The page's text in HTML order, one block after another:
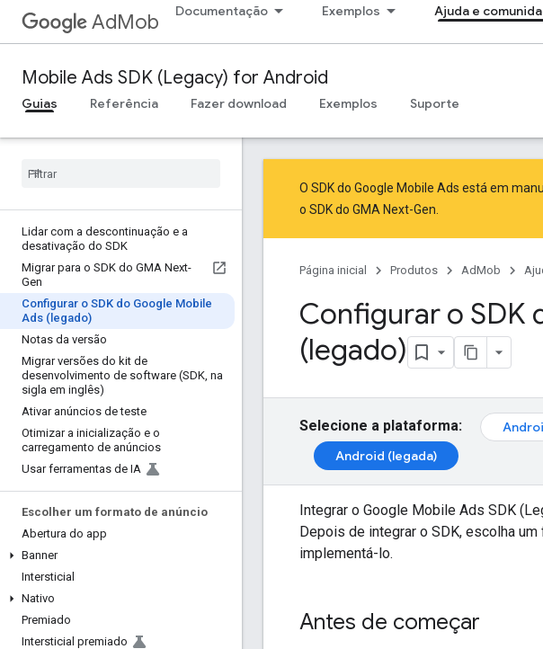
AdMob Documentação Exemplos Ajuda e
Mobile Ads SDK (Legacy) for Android
Guias Referência Fazer download Exemplos Suporte
Lidar com a descontinuação e a
desativação do SDK
Migrar para o SDK do GMA Next-
Gen
Configurar o SDK do Google Mobile
Ads (legado)
Notas da versão
Migrar versões do kit de
desenvolvimento de software (SDK, na
sigla em inglês)
Ativar anúncios de teste
Otimizar a inicialização e o
carregamento de anúncios
Usar ferramentas de IA
Escolher um formato de anúncio
Abertura do app
Banner
Intersticial
Nativo
Premiado
Intersticial premiado
O SDK do Google Mobile Ads está em
o SDK do GMA Next-Gen
Página inicial Produtos AdMob
Configurar o SDK
(legado)
Selecione a plataforma:
Android (legada)
Integrar o Google Mobile Ads SDK
Depois de integrar o SDK, escolha
implementá-lo.
Antes de começar